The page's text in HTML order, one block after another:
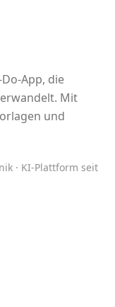
App, die
Mit
und
· KI-Plattform seit